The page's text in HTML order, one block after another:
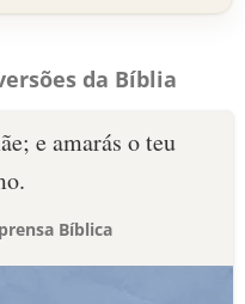
da Bíblia
e amarás o teu
Bíblica